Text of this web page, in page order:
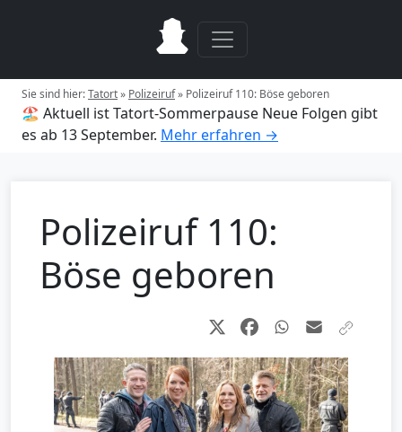
Sie sind hier:Tatort» Polizeiruf» Polizeiruf 110: Böse geboren
🏖️ Aktuell ist Tatort-Sommerpause Neue Folgen gibt
es ab 13 September. Mehr erfahren →
Polizeiruf 110:
Böse geboren